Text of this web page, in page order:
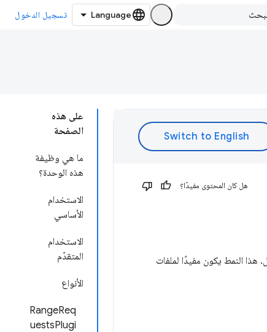
تسجيل الدخول
على هذه
الصفحة
ما هي وظيفة
هذه الوحدة؟
الاستخدام
الأساسي
الاستخدام
المتقدّم
الأنواع
RangeReq
uestsPlugi
هل كان المحتوى مفيدًا؟
هذا النمط يكون مفيدًا لملفات